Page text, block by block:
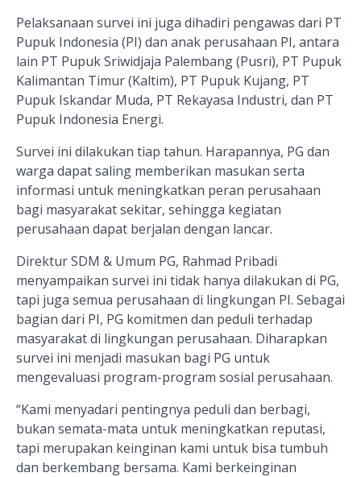
Pelaksanaan survei ini juga dihadiri pengawas dari PT
Pupuk Indonesia (PI) dan anak perusahaan PI, antara
lain PT Pupuk Sriwidjaja Palembang (Pusri), PT Pupuk
Kalimantan Timur (Kaltim), PT Pupuk Kujang, PT
Pupuk Iskandar Muda, PT Rekayasa Industri, dan PT
Pupuk Indonesia Energi.
Survei ini dilakukan tiap tahun. Harapannya, PG dan
warga dapat saling memberikan masukan serta
informasi untuk meningkatkan peran perusahaan
bagi masyarakat sekitar, sehingga kegiatan
perusahaan dapat berjalan dengan lancar.
Direktur SDM & Umum PG, Rahmad Pribadi
menyampaikan survei ini tidak hanya dilakukan di PG,
tapi juga semua perusahaan di lingkungan PI. Sebagai
bagian dari PI, PG komitmen dan peduli terhadap
masyarakat di lingkungan perusahaan. Diharapkan
survei ini menjadi masukan bagi PG untuk
mengevaluasi program-program sosial perusahaan.
“Kami menyadari pentingnya peduli dan berbagi,
bukan semata-mata untuk meningkatkan reputasi,
tapi merupakan keinginan kami untuk bisa tumbuh
dan berkembang bersama. Kami berkeinginan